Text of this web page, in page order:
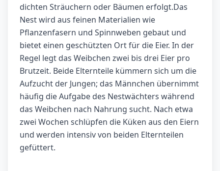
dichten Sträuchern oder Bäumen erfolgt.Das
Nest wird aus feinen Materialien wie
Pflanzenfasern und Spinnweben gebaut und
bietet einen geschützten Ort für die Eier. In der
Regel legt das Weibchen zwei bis drei Eier pro
Brutzeit. Beide Elternteile kümmern sich um die
Aufzucht der Jungen; das Männchen übernimmt
häufig die Aufgabe des Nestwächters während
das Weibchen nach Nahrung sucht. Nach etwa
zwei Wochen schlüpfen die Küken aus den Eiern
und werden intensiv von beiden Elternteilen
gefüttert.